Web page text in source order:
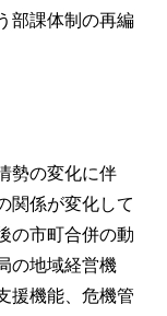
部課体制の再編
勢の変化に伴
関係が変化して
の市町合併の動
の地域経営機
援機能、危機管